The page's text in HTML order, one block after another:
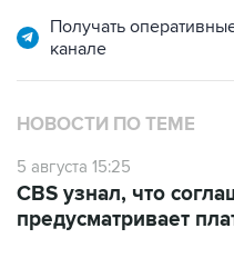
Получать
канале
НОВОСТИ ПО ТЕМЕ
5 августа 15:25
CBS узнал, что
предусматривает